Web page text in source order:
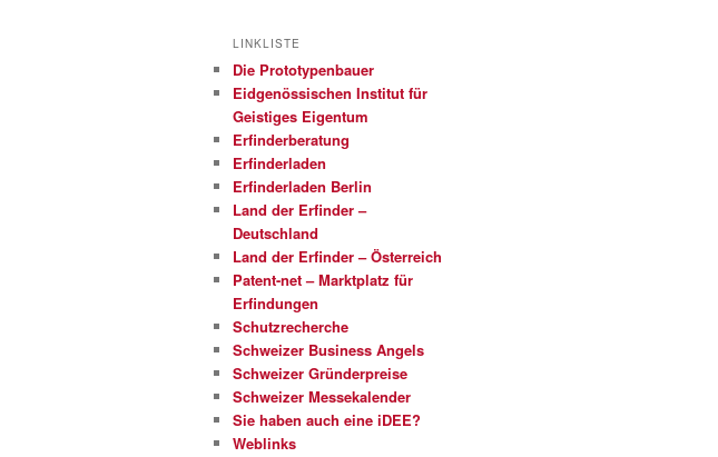
LINKLISTE
Die Prototypenbauer
Eidgenössischen Institut für
Geistiges Eigentum
Erfinderberatung
Erfinderladen
Erfinderladen Berlin
Land der Erfinder –
Deutschland
Land der Erfinder – Österreich
Patent-net – Marktplatz für
Erfindungen
Schutzrecherche
Schweizer Business Angels
Schweizer Gründerpreise
Schweizer Messekalender
Sie haben auch eine iDEE?
Weblinks